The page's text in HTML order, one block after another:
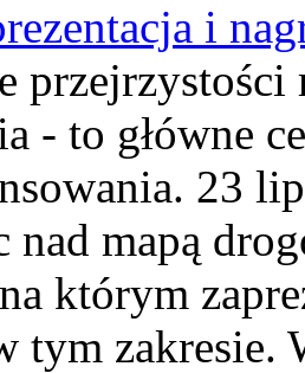
i
- to główne
23
nad mapą
którym
tym zakresie.